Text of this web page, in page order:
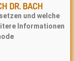
DR. BACH
und welche
Informationen